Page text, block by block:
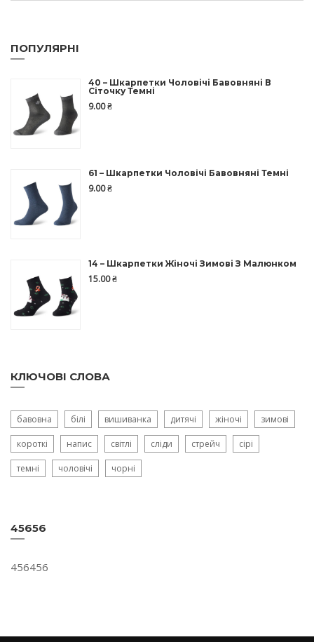
ПОПУЛЯРНІ
40 – Шкарпетки Чоловічі Бавовняні В
Сіточку Темні
9.00₴
61 – Шкарпетки Чоловічі Бавовняні Темні
9.00₴
14 – Шкарпетки Жіночі Зимові З Малюнком
15.00₴
КЛЮЧОВІ СЛОВА
бавовна білі вишиванка дитячі жіночі зимові
короткі напис світлі сліди стрейч сірі
темні чоловічі чорні
45656
456456